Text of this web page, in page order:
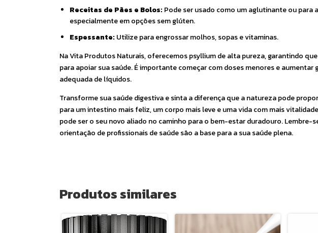
Receitas de Pães e Bolos: Pode ser usado como um aglutinante ou para
especialmente em opções sem glúten.
Espessante: Utilize para engrossar molhos, sopas e vitaminas.
Na Vita Produtos Naturais, oferecemos psyllium de alta pureza, garantindo
para apoiar sua saúde. É importante começar com doses menores e
adequada de líquidos.
Transforme sua saúde digestiva e sinta a diferença que a natureza pode
para um intestino mais feliz, um corpo mais leve e uma vida com mais
pode ser o seu novo aliado no caminho para o bem-estar duradouro. Lembre-
orientação de profissionais de saúde são a base para a sua saúde plena.
Produtos similares